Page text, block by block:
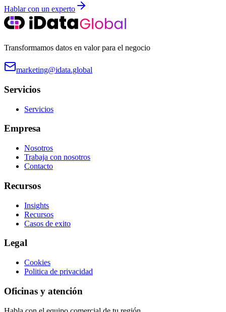
Hablar con un experto
Transformamos datos en valor para el negocio
marketing@idata.global
Servicios
Servicios
Empresa
Nosotros
Trabaja con nosotros
Contacto
Recursos
Insights
Recursos
Casos de exito
Legal
Cookies
Politica de privacidad
Oficinas y atención